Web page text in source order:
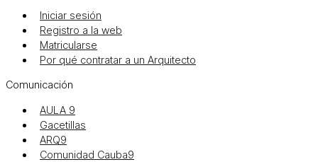
Iniciar sesión
Registro a la web
Matricularse
Por qué contratar a un Arquitecto
Comunicación
AULA 9
Gacetillas
ARQ9
Comunidad Cauba9